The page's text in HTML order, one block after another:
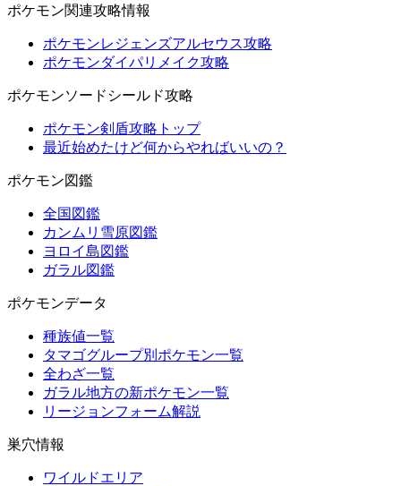
ポケモン関連攻略情報
ポケモンレジェンズアルセウス攻略
ポケモンダイパリメイク攻略
ポケモンソードシールド攻略
ポケモン剣盾攻略トップ
最近始めたけど何からやればいいの？
ポケモン図鑑
全国図鑑
カンムリ雪原図鑑
ヨロイ島図鑑
ガラル図鑑
ポケモンデータ
種族値一覧
タマゴグループ別ポケモン一覧
全わざ一覧
ガラル地方の新ポケモン一覧
リージョンフォーム解説
巣穴情報
ワイルドエリア